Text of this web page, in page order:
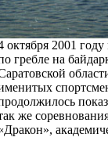
октября 2001
гребле на
же